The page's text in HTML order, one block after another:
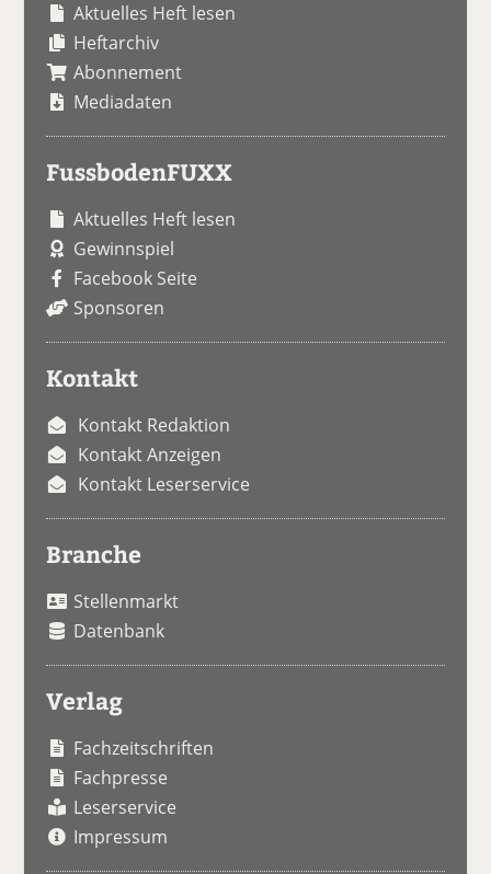
Aktuelles Heft lesen
Heftarchiv
Abonnement
Mediadaten
FussbodenFUXX
Aktuelles Heft lesen
Gewinnspiel
Facebook Seite
Sponsoren
Kontakt
Kontakt Redaktion
Kontakt Anzeigen
Kontakt Leserservice
Branche
Stellenmarkt
Datenbank
Verlag
Fachzeitschriften
Fachpresse
Leserservice
Impressum